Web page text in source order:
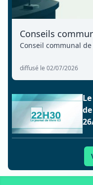
Conseils
Conseil communal
diffusé le 02/07/2026